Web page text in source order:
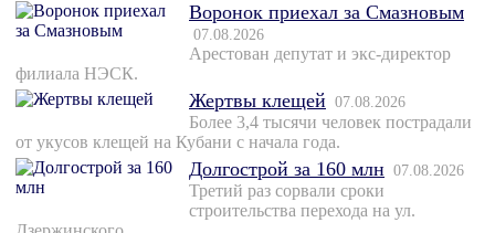
Воронок приехал за Смазновым
07.08.2026
Арестован депутат и экс-директор
филиала НЭСК.
Жертвы клещей 07.08.2026
Более 3,4 тысячи человек пострадали
от укусов клещей на Кубани с начала года.
Долгострой за 160 млн 07.08.2026
Третий раз сорвали сроки
строительства перехода на ул.